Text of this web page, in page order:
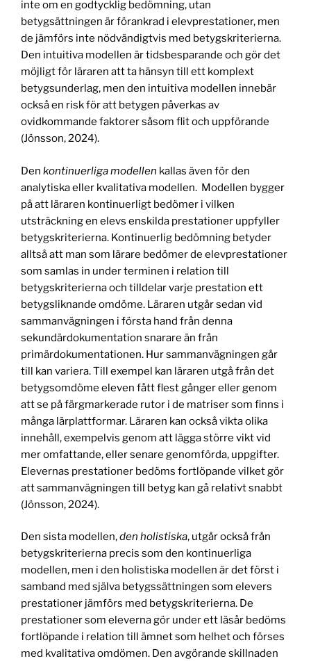
inte om en godtycklig bedömning, utan
betygsättningen är förankrad i elevprestationer, men
de jämförs inte nödvändigtvis med betygskriterierna.
Den intuitiva modellen är tidsbesparande och gör det
möjligt för läraren att ta hänsyn till ett komplext
betygsunderlag, men den intuitiva modellen innebär
också en risk för att betygen påverkas av
ovidkommande faktorer såsom flit och uppförande
(Jönsson, 2024).
Den kontinuerliga modellen kallas även för den
analytiska eller kvalitativa modellen. Modellen bygger
på att läraren kontinuerligt bedömer i vilken
utsträckning en elevs enskilda prestationer uppfyller
betygskriterierna. Kontinuerlig bedömning betyder
alltså att man som lärare bedömer de elevprestationer
som samlas in under terminen i relation till
betygskriterierna och tilldelar varje prestation ett
betygsliknande omdöme. Läraren utgår sedan vid
sammanvägningen i första hand från denna
sekundärdokumentation snarare än från
primärdokumentationen. Hur sammanvägningen går
till kan variera. Till exempel kan läraren utgå från det
betygsomdöme eleven fått flest gånger eller genom
att se på färgmarkerade rutor i de matriser som finns i
många lärplattformar. Läraren kan också vikta olika
innehåll, exempelvis genom att lägga större vikt vid
mer omfattande, eller senare genomförda, uppgifter.
Elevernas prestationer bedöms fortlöpande vilket gör
att sammanvägningen till betyg kan gå relativt snabbt
(Jönsson, 2024).
Den sista modellen,den holistiska, utgår också från
betygskriterierna precis som den kontinuerliga
modellen, men i den holistiska modellen är det först i
samband med själva betygssättningen som elevers
prestationer jämförs med betygskriterierna. De
prestationer som eleverna gör under ett läsår bedöms
fortlöpande i relation till ämnet som helhet och förses
med kvalitativa omdömen. Den avgörande skillnaden